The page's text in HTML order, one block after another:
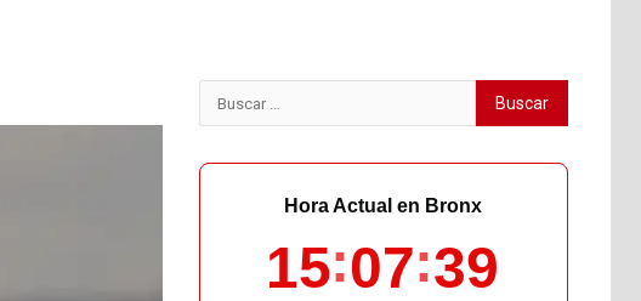
Buscar:
Hora Actual en Bronx
15 07 40